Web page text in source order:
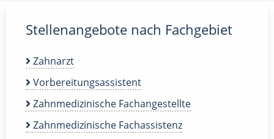
Stellenangebote nach Fachgebiet
Zahnarzt
Vorbereitungsassistent
Zahnmedizinische Fachangestellte
Zahnmedizinische Fachassistenz